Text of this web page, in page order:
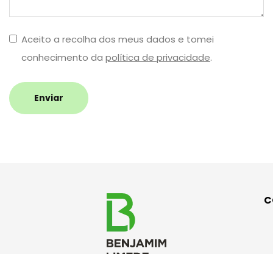
Aceito a recolha dos meus dados e tomei
conhecimento da política de privacidade.
Enviar